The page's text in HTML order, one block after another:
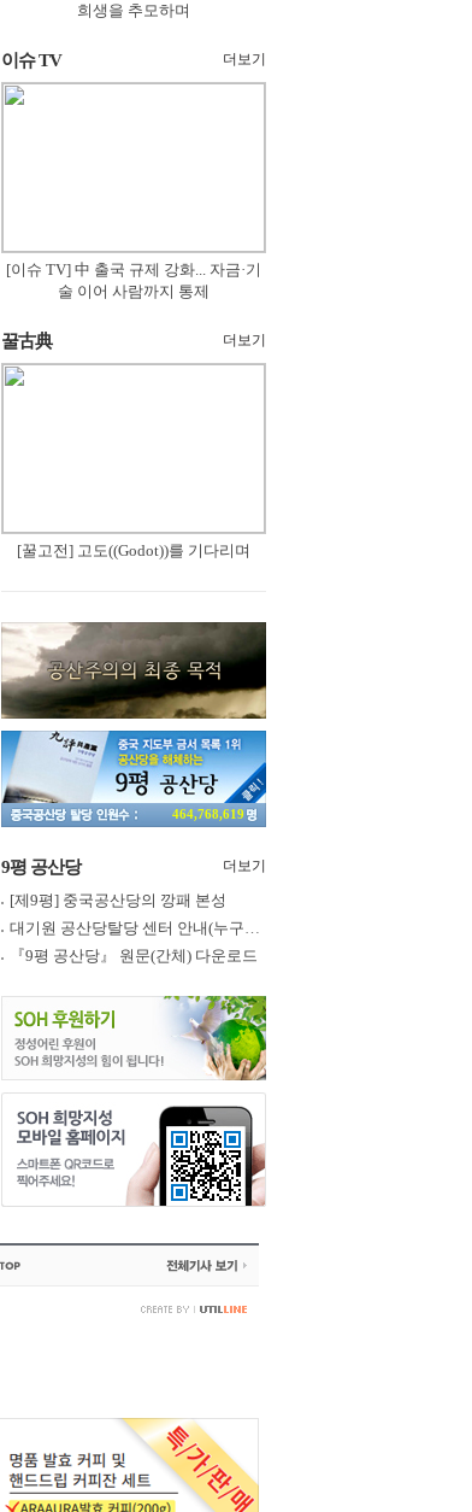
희생을 추모하며
이슈 TV 더보기
[이슈 TV] 中 출국 규제 강화... 자금·기
술 이어 사람까지 통제
꿀古典 더보기
[꿀고전] 고도((Godot))를 기다리며
464,768,619
9평 공산당 더보기
[제9평] 중국공산당의 깡패 본성
대기원 공산당탈당 센터 안내(누구나 쉽게 退黨, 退團, 退隊 가능)
『9평 공산당』 원문(간체) 다운로드